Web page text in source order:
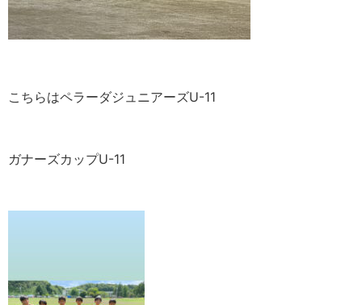
こちらはペラーダジュニアーズU-11
ガナーズカップU-11